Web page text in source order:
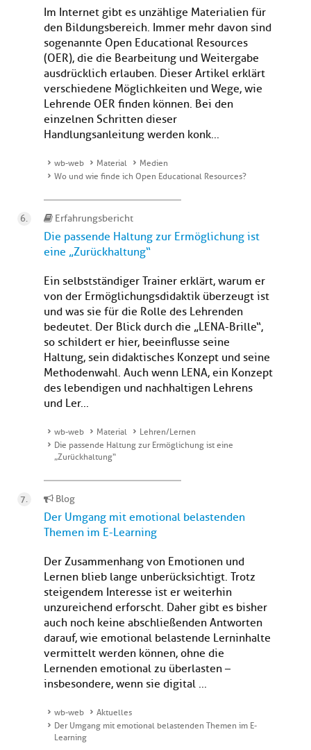
Im Internet gibt es unzählige Materialien für
den Bildungsbereich. Immer mehr davon sind
sogenannte Open Educational Resources
(OER), die die Bearbeitung und Weitergabe
ausdrücklich erlauben. Dieser Artikel erklärt
verschiedene Möglichkeiten und Wege, wie
Lehrende OER finden können. Bei den
einzelnen Schritten dieser
Handlungsanleitung werden konk...
wb-web Material
Medien
Wo und wie finde ich Open Educational Resources?
Erfahrungsbericht
Die passende Haltung zur Ermöglichung ist
eine „Zurückhaltung“
Ein selbstständiger Trainer erklärt, warum er
von der Ermöglichungsdidaktik überzeugt ist
und was sie für die Rolle des Lehrenden
bedeutet. Der Blick durch die „LENA-Brille“,
so schildert er hier, beeinflusse seine
Haltung, sein didaktisches Konzept und seine
Methodenwahl. Auch wenn LENA, ein Konzept
des lebendigen und nachhaltigen Lehrens
und Ler...
wb-web Material
Lehren/Lernen
Die passende Haltung zur Ermöglichung ist eine
„Zurückhaltung“
Blog
Der Umgang mit emotional belastenden
Themen im E-Learning
Der Zusammenhang von Emotionen und
Lernen blieb lange unberücksichtigt. Trotz
steigendem Interesse ist er weiterhin
unzureichend erforscht. Daher gibt es bisher
auch noch keine abschließenden Antworten
darauf, wie emotional belastende Lerninhalte
vermittelt werden können, ohne die
Lernenden emotional zu überlasten –
insbesondere, wenn sie digital ...
wb-web
Aktuelles
Der Umgang mit emotional belastenden Themen im E-
Learning